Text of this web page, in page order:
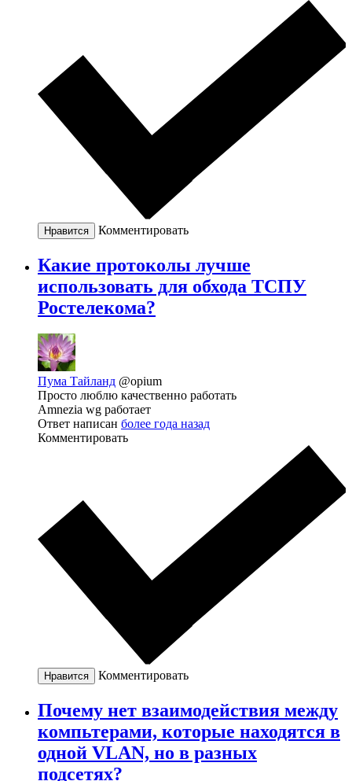
Нравится Комментировать
Какие протоколы лучше
использовать для обхода ТСПУ
Ростелекома?
Пума Тайланд @opium
Просто люблю качественно работать
Amnezia wg работает
Ответ написан более года назад
Комментировать
Нравится Комментировать
Почему нет взаимодействия между
компьтерами, которые находятся в
одной VLAN, но в разных
подсетях?